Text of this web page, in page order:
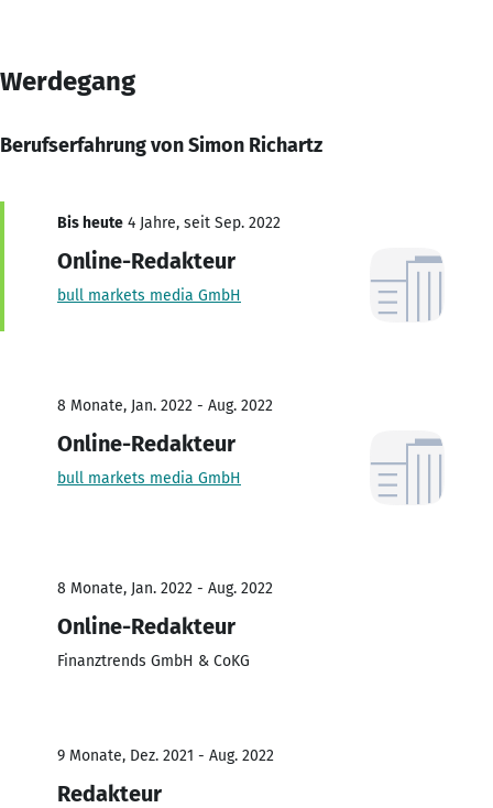
Werdegang
Berufserfahrung von Simon Richartz
Bis heute 4 Jahre, seit Sep. 2022
Online-Redakteur
bull markets media GmbH
8 Monate, Jan. 2022 - Aug. 2022
Online-Redakteur
bull markets media GmbH
8 Monate, Jan. 2022 - Aug. 2022
Online-Redakteur
Finanztrends GmbH & CoKG
9 Monate, Dez. 2021 - Aug. 2022
Redakteur